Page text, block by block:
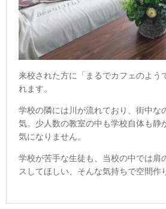
来校された方に「まるでカフェのよう
れます。
学校の隣には川が流れており、街中な
気。少人数の教室の中も学校自体も静
気になりません。
学校が苦手な生徒も、当校の中では肩
スしてほしい、そんな気持ちで空間作